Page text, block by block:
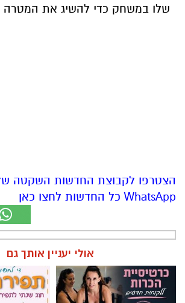
שלו במשחק כדי להשיג את המטרה
הצטרפו לקבוצת החדשות השקטה
WhatsApp כל החדשות לחצו כאן
אולי יעניין אותך גם